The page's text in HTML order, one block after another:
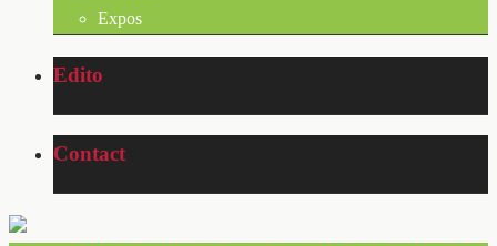
Expos
Edito
Contact